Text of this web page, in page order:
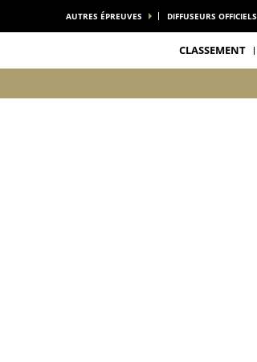
AUTRES ÉPREUVES DIFFUSEURS OFFICIELS
CLASSEMENT